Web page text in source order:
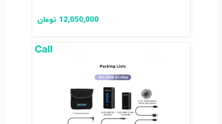
12,050,000 تومان